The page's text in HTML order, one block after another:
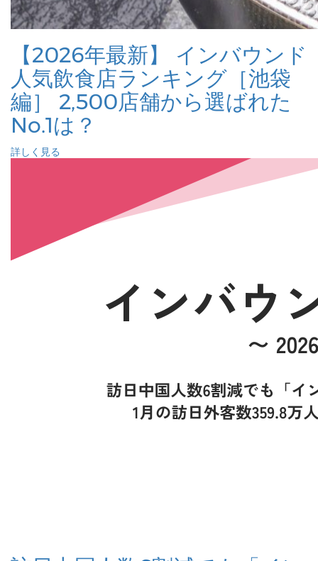
【2026年最新】 インバウンド
人気飲食店ランキング［池袋
編］ 2,500店舗から選ばれた
No.1は？
詳しく見る